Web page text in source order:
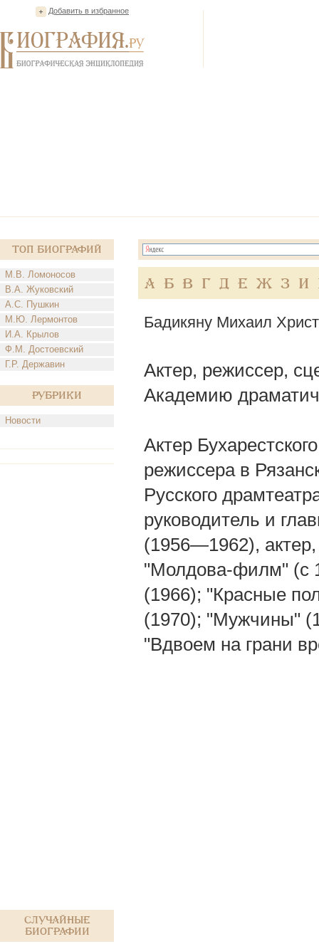
Добавить в избранное
Топ Биографий
М.В. Ломоносов
В.А. Жуковский
А.С. Пушкин
М.Ю. Лермонтов
И.А. Крылов
Ф.М. Достоевский
Г.Р. Державин
Рубрики
Новости
Случайные
биографии
А Б В Г Д Е Ж З И
Бадикяну Михаил
Актер, режиссер,
Академию
Актер
режиссера в
Русского
руководитель и
(1956—1962),
"Молдова-филм" (с
(1966); "Красные
(1970); "Мужчины"
"Вдвоем на грани